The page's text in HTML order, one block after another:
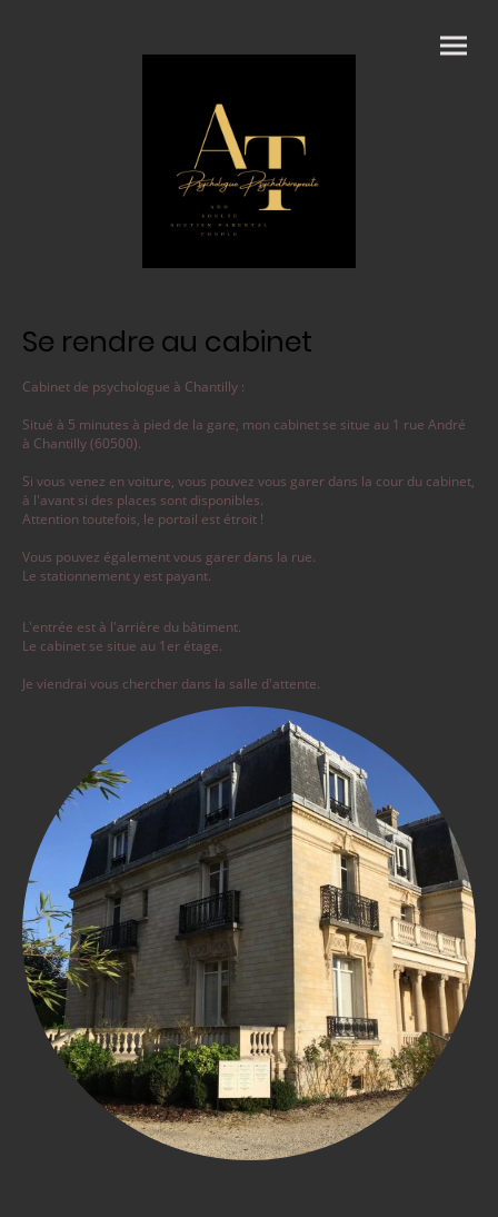
Se rendre au cabinet
Cabinet de psychologue à Chantilly :
Situé à 5 minutes à pied de la gare, mon cabinet se situe au 1 rue André
à Chantilly (60500).
Si vous venez en voiture, vous pouvez vous garer dans la cour du cabinet,
à l'avant si des places sont disponibles.
Attention toutefois, le portail est étroit !
Vous pouvez également vous garer dans la rue.
Le stationnement y est payant.
L'entrée est à l'arrière du bâtiment.
Le cabinet se situe au 1er étage.
Je viendrai vous chercher dans la salle d'attente.